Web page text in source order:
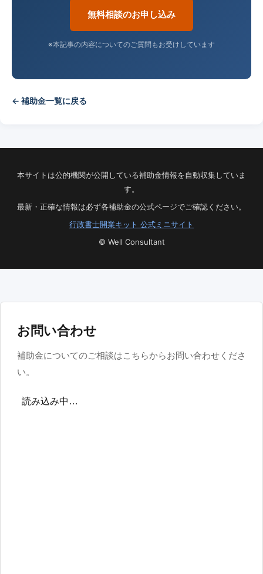
無料相談のお申し込み
※本記事の内容についてのご質問もお受けしています
← 補助金一覧に戻る
本サイトは公的機関が公開している補助金情報を自動収集していま
す。
最新・正確な情報は必ず各補助金の公式ページでご確認ください。
行政書士開業キット 公式ミニサイト
© Well Consultant
お問い合わせ
補助金についてのご相談はこちらからお問い合わせくださ
い。